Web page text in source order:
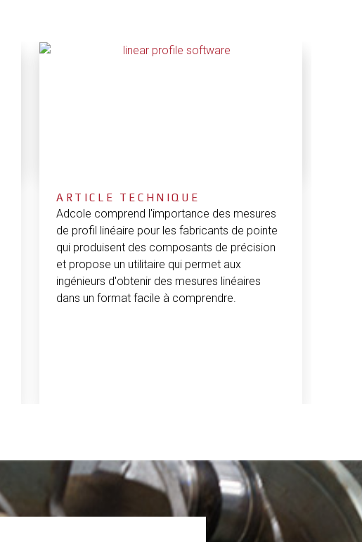
ARTICLE TECHNIQUE
Adcole comprend l'importance des mesures
de profil linéaire pour les fabricants de pointe
qui produisent des composants de précision
et propose un utilitaire qui permet aux
ingénieurs d'obtenir des mesures linéaires
dans un format facile à comprendre.